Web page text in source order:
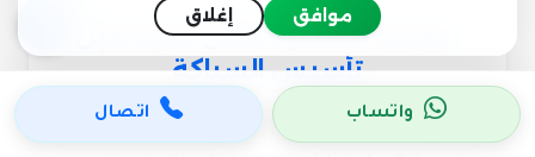
نصيحة هندسية لأهل طيبة قبل
تأسيس السباكة
عزيزي العميل في المدينة المنورة، نعلم أن
واتساب اتصال
موافق إغلاق